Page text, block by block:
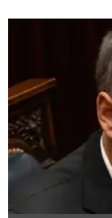
Sociedad y
El tiempo